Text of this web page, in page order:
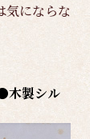
にならな
木製シル